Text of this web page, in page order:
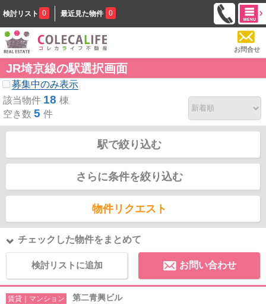
検討リスト 0 最近見た物件 0
お問合せ
JR埼京線の駅選択画面
募集中のみ表示
該当物件 18 棟
空き数 5 件
駅で絞り込む
さらに条件を絞り込む
物件リクエスト
チェックした物件をまとめて
検討リストに追加 お問い合わせ
賃貸｜マンション 第二青興ビル